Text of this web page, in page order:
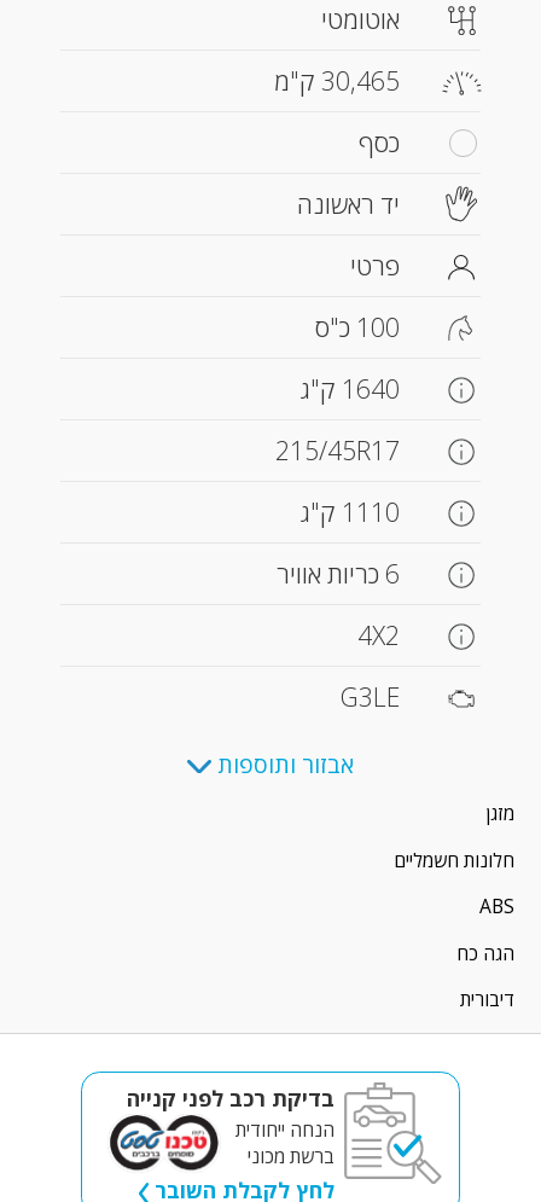
אוטומטי
30,465 ק"מ
כסף
יד ראשונה
פרטי
100 כ"ס
1640 ק"ג
215/45R17
1110 ק"ג
6 כריות אוויר
4X2
G3LE
אבזור ותוספות
מזגן
חלונות חשמליים
ABS
הגה כח
דיבורית
בדיקת רכב לפני קנייה
הנחה ייחודית
ברשת מכוני
לחץ לקבלת השובר